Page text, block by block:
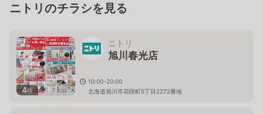
ニトリのチラシを見る
4枚
ニトリ
旭川春光店
10:00-20:00
北海道旭川市花咲町5丁目2272番地